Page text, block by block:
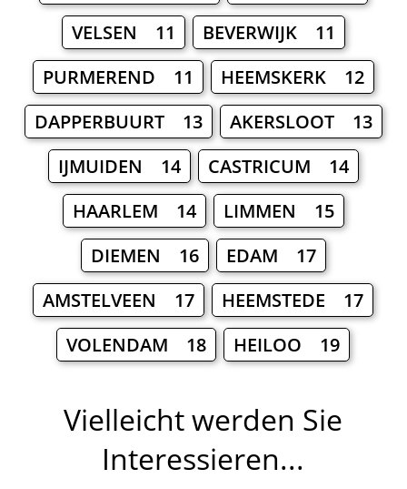
VELSEN 11
BEVERWIJK 11
PURMEREND 11
HEEMSKERK 12
DAPPERBUURT 13
AKERSLOOT 13
ĲMUIDEN 14
CASTRICUM 14
HAARLEM 14
LIMMEN 15
DIEMEN 16
EDAM 17
AMSTELVEEN 17
HEEMSTEDE 17
VOLENDAM 18
HEILOO 19
Vielleicht werden Sie
Interessieren...